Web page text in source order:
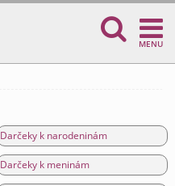
MENU
Darčeky k narodeninám
Darčeky k meninám